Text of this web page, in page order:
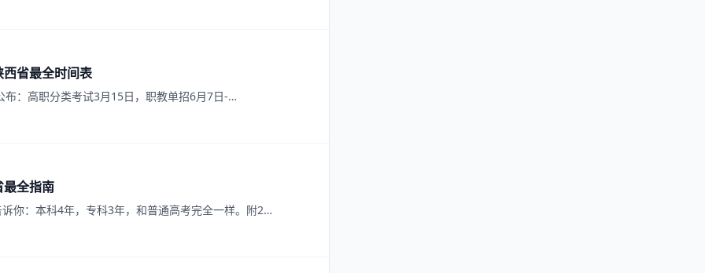
省最全时间表
：高职分类考试3月15日，职教单招6月7日-…
全指南
你：本科4年，专科3年，和普通高考完全一样。附2…